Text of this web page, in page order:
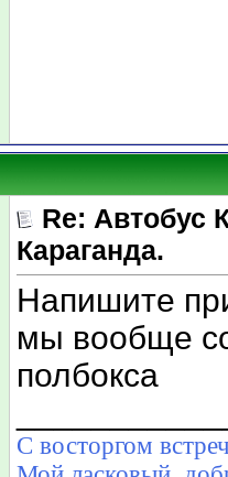
Re: Автобус
Караганда.
Напишите
мы вообще
полбокса
С восторгом